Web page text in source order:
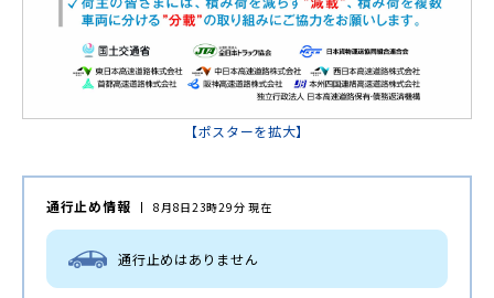
【ポスターを拡大】
通行止め情報 8月8日23時29分 現在
通行止めはありません